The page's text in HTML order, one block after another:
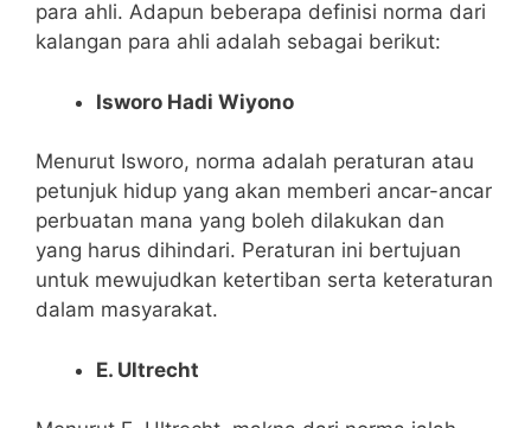
para ahli. Adapun beberapa definisi norma dari
kalangan para ahli adalah sebagai berikut:
Isworo Hadi Wiyono
Menurut Isworo, norma adalah peraturan atau
petunjuk hidup yang akan memberi ancar-ancar
perbuatan mana yang boleh dilakukan dan
yang harus dihindari. Peraturan ini bertujuan
untuk mewujudkan ketertiban serta keteraturan
dalam masyarakat.
E. Ultrecht